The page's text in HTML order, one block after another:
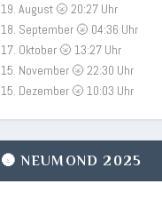
19. August 🌝 20:27 Uhr
18. September 🌝 04:36 Uhr
17. Oktober 🌝 13:27 Uhr
15. November 🌝 22:30 Uhr
15. Dezember 🌝 10:03 Uhr
🌚 NEUMOND 2025